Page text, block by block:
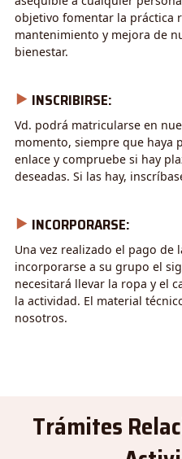
objetivo fomentar la práctica
mantenimiento y mejora de
bienestar.
⯈ INSCRIBIRSE:
Vd. podrá matricularse en
momento, siempre que haya
enlace y compruebe si hay
deseadas. Si las hay,
⯈ INCORPORARSE:
Una vez realizado el pago de
incorporarse a su grupo el
necesitará llevar la ropa y el
la actividad. El material
nosotros.
Trámites